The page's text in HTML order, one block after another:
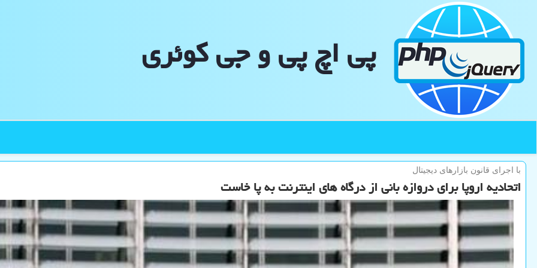
پی اچ پی و جی كوئری
با اجرای قانون بازارهای دیجیتال
اتحادیه اروپا برای دروازه بانی از درگاه های اینترنت به پا خاست